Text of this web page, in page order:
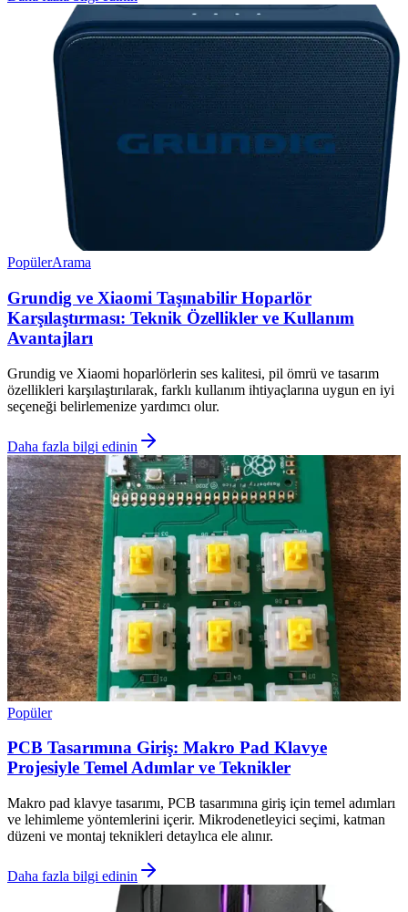
PopülerArama
Grundig ve Xiaomi Taşınabilir Hoparlör
Karşılaştırması: Teknik Özellikler ve Kullanım
Avantajları
Grundig ve Xiaomi hoparlörlerin ses kalitesi, pil ömrü ve tasarım
özellikleri karşılaştırılarak, farklı kullanım ihtiyaçlarına uygun en iyi
seçeneği belirlemenize yardımcı olur.
Daha fazla bilgi edinin
Popüler
PCB Tasarımına Giriş: Makro Pad Klavye
Projesiyle Temel Adımlar ve Teknikler
Makro pad klavye tasarımı, PCB tasarımına giriş için temel adımları
ve lehimleme yöntemlerini içerir. Mikrodenetleyici seçimi, katman
düzeni ve montaj teknikleri detaylıca ele alınır.
Daha fazla bilgi edinin